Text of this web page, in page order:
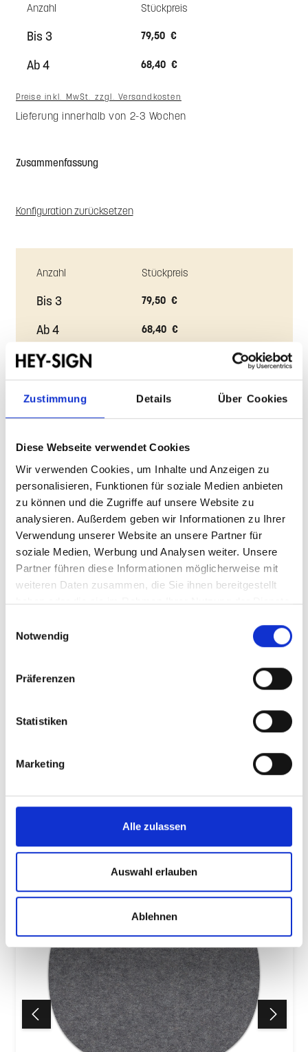
Zustimmung Details Über Cookies
Diese Webseite verwendet Cookies
Wir verwenden Cookies, um Inhalte und Anzeigen zu
personalisieren, Funktionen für soziale Medien anbieten
zu können und die Zugriffe auf unsere Website zu
analysieren. Außerdem geben wir Informationen zu Ihrer
Verwendung unserer Website an unsere Partner für
soziale Medien, Werbung und Analysen weiter. Unsere
Partner führen diese Informationen möglicherweise mit
weiteren Daten zusammen, die Sie ihnen bereitgestellt
haben oder die sie im Rahmen Ihrer Nutzung der Dienste
Notwendig
Präferenzen
Statistiken
Marketing
Alle zulassen
Auswahl erlauben
Ablehnen
Anzahl Stückpreis
Bis 3 79,50 €
Ab4 68,40 €
Preise inkl. MwSt. zzgl. Versandkosten
Lieferung innerhalb von 2-3 Wochen
Farbe oben
Farbe mit Antirutsch
Konfiguration zurücksetzen
Anzahl Stückpreis
Produkt Anzahl: Gib den gewünschten Wert ein oder
Produktnummer:
Design:
Bernadette Ehmanns
Beschreibung
Die Sitzauflage für den Eames Plastic Sidechair
zugleich komfortorientierte…Mehr
Farbe & Pflege